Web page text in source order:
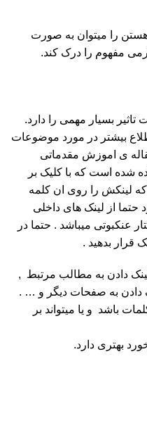
را میتوان به صورت
مفهوم را درک کند.
بسیار مهمی را دارد.
بیشتر در مورد موضوعات
ی اموزش مقدماتی
شده است که با کلیک بر
لینکش را روی ان کلمه
حتما از لینک های داخلی
عنکبوتی میباشد . حتما در
قرار بدهید .
دادن به مطالب مرتبط ,
دادن به صفحات دیگر و … .
باشد و یا میتواند بر
بهتری دارد.